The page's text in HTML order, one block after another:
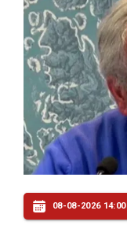
08-08-2026 14:00